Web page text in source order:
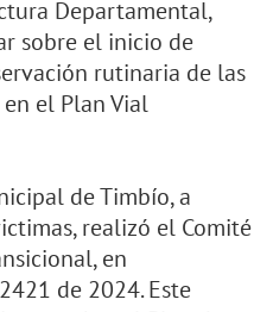
Departamental,
sobre el inicio de
rutinaria de las
el Plan Vial
de Timbío, a
realizó el Comité
en
de 2024. Este